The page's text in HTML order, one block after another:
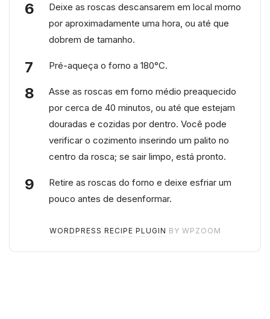
Deixe as roscas descansarem em local morno
por aproximadamente uma hora, ou até que
dobrem de tamanho.
Pré-aqueça o forno a 180°C.
Asse as roscas em forno médio preaquecido
por cerca de 40 minutos, ou até que estejam
douradas e cozidas por dentro. Você pode
verificar o cozimento inserindo um palito no
centro da rosca; se sair limpo, está pronto.
Retire as roscas do forno e deixe esfriar um
pouco antes de desenformar.
WORDPRESS RECIPE PLUGIN BY WPZOOM